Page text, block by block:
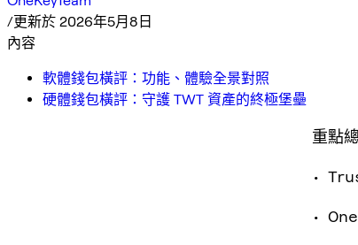
/更新於 2026年5月8日
內容
軟體錢包橫評：功能、體驗全景對照
硬體錢包橫評：守護 TWT 資產的終極堡壘
重點
•
•